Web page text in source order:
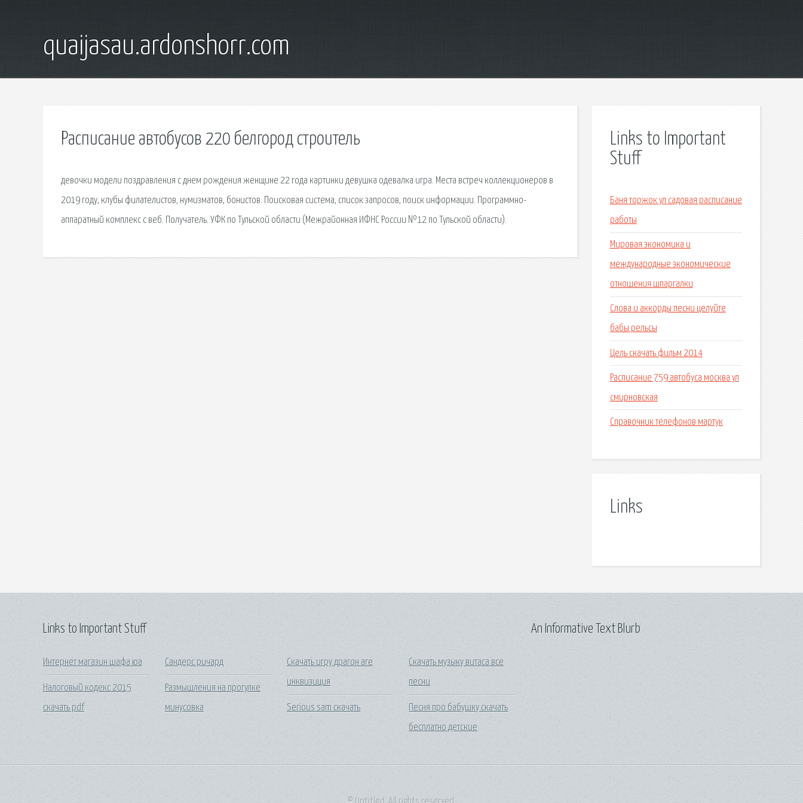
quaijasau.ardonshorr.com
Расписание автобусов 220 белгород строитель
девочки модели поздравления с днем рождения женщине 22 года картинки девушка одевалка игра. Места встреч коллекционеров в
2019 году, клубы филателистов, нумизматов, бонистов. Поисковая сиcтема, список запросов, поиск информации. Программно-
аппаратный комплекс с веб. Получатель. УФК по Тульской области (Межрайонная ИФНС России №12 по Тульской области).
Links to Important
Stuff
Баня торжок ул садовая расписание
работы
Мировая экономика и
международные экономические
отношения шпаргалки
Слова и аккорды песни целуйте
бабы рельсы
Цель скачать фильм 2014
Расписание 759 автобуса москва ул
смирновская
Справочник телефонов мартук
Links
Links to Important Stuff
Интернет магазин шафа юа
Налоговый кодекс 2015
скачать pdf
Сандерс ричард
Размышления на прогулке
минусовка
Скачать игру драгон аге
инквизиция
Serious sam скачать
Скачать музыку витаса все
песни
Песня про бабушку скачать
бесплатно детские
An Informative Text Blurb